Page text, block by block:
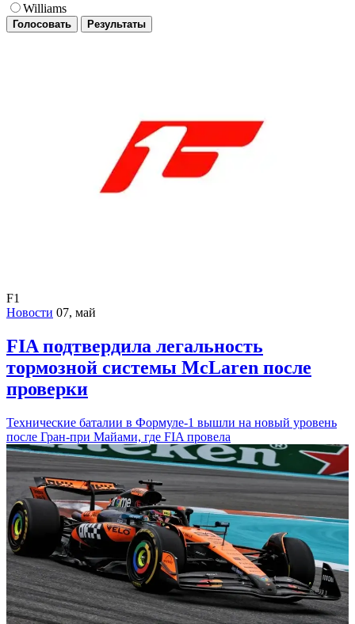
Williams
Голосовать Результаты
F1
Новости 07, май
FIA подтвердила легальность
тормозной системы McLaren после
проверки
Технические баталии в Формуле-1 вышли на новый уровень
после Гран-при Майами, где FIA провела